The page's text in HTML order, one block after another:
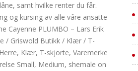
samt hvilke renter du får.
og kursing av alle våre ansatte
Cayenne PLUMBO – Lars Erik
/ Griswold Butikk / Klær / T-
Klær, T-skjorte, Varemerke
Small, Medium, shemale on